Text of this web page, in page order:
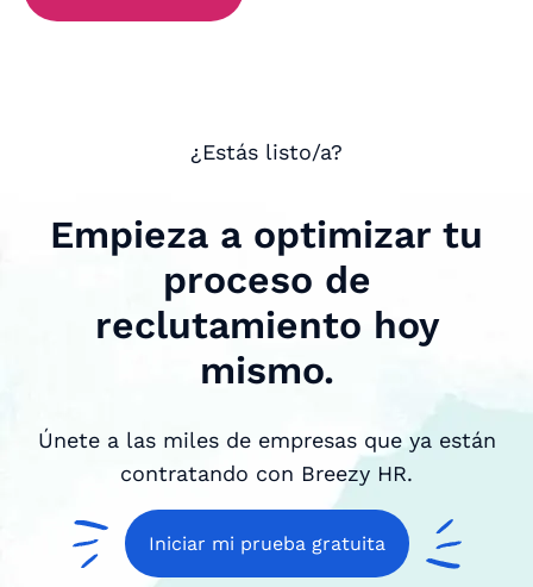
¿Estás listo/a?
Empieza a optimizar tu
proceso de
reclutamiento hoy
mismo.
Únete a las miles de empresas que ya están
contratando con Breezy HR.
Iniciar mi prueba gratuita